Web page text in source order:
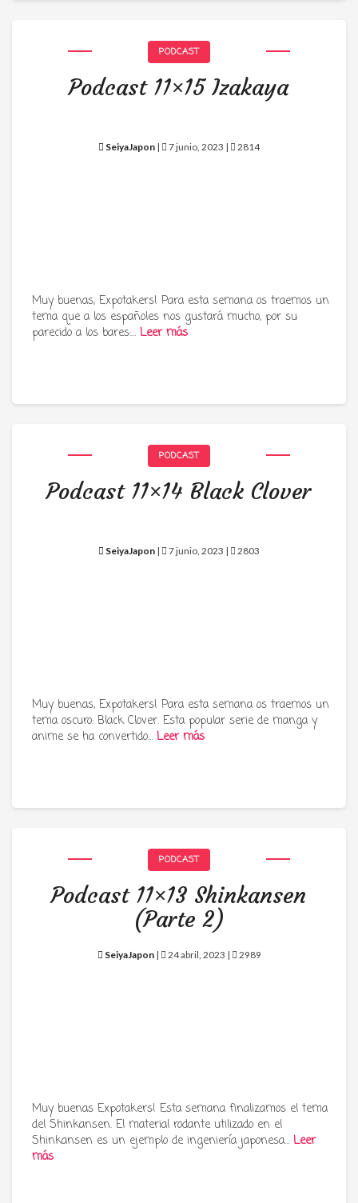
PODCAST
Podcast 11×15 Izakaya
SeiyaJapon | 7 junio, 2023 | 2814
Muy buenas, Expotakers! Para esta semana os traemos un
tema que a los españoles nos gustará mucho, por su
parecido a los bares:… Leer más
PODCAST
Podcast 11×14 Black Clover
SeiyaJapon | 7 junio, 2023 | 2803
Muy buenas, Expotakers! Para esta semana os traemos un
tema oscuro: Black Clover. Esta popular serie de manga y
anime se ha convertido… Leer más
PODCAST
Podcast 11×13 Shinkansen
(Parte 2)
SeiyaJapon| 24 abril, 2023 | 2989
Muy buenas Expotakers! Esta semana finalizamos el tema
del Shinkansen. El material rodante utilizado en el
Shinkansen es un ejemplo de ingeniería japonesa… Leer
más